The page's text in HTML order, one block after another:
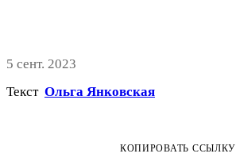
5 сент. 2023
Текст Ольга Янковская
КОПИРОВАТЬ ССЫЛКУ